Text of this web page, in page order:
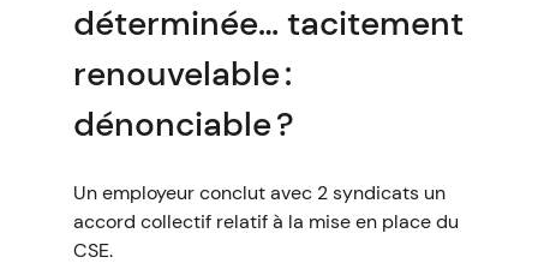
déterminée… tacitement
renouvelable :
dénonciable ?
Un employeur conclut avec 2 syndicats un
accord collectif relatif à la mise en place du
CSE.